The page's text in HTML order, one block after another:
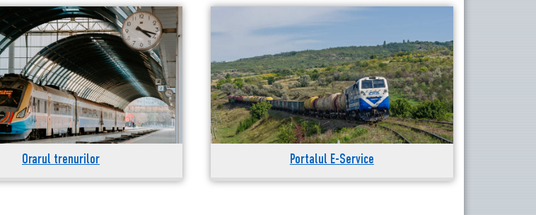
Orarul trenurilor Portalul E-Service